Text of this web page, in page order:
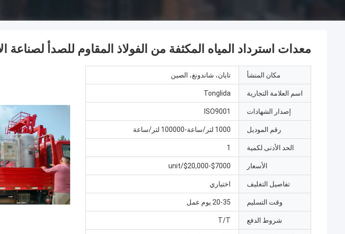
معدات استرداد المياه المكثفة من الفولاذ المقاوم للصدأ لصناعة
مكان المنشأ تايان، شاندونغ، الصين
اسم العلامة التجارية Tonglida
إصدار الشهادات ISO9001
رقم الموديل 1000 لتر/ساعة-100000 لتر/ساعة
الحد الأدنى لكمية 1
الأسعار $7000-$20,000/unit
تفاصيل التغليف اختياري
وقت التسليم 20-35 يوم عمل
شروط الدفع T/T